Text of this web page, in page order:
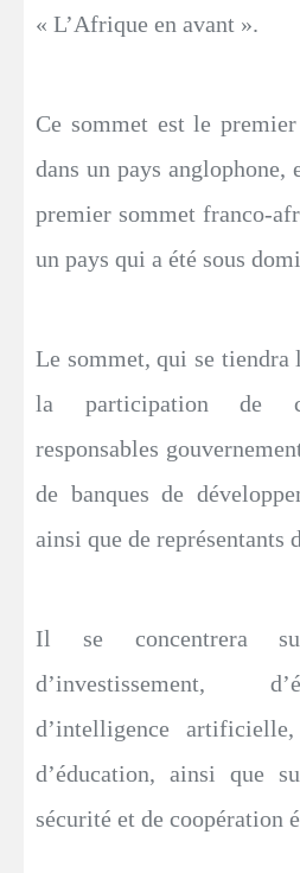
« L’Afrique en avant ».
Ce sommet est le
dans un pays anglophone,
premier sommet franco-
un pays qui a été sous
Le sommet, qui se
la participation de
responsables
de banques de
ainsi que de représentants
Il se concentrera
d’investissement,
d’intelligence
d’éducation, ainsi que
sécurité et de coopération